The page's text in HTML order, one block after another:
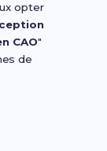
opter
CAO"
de